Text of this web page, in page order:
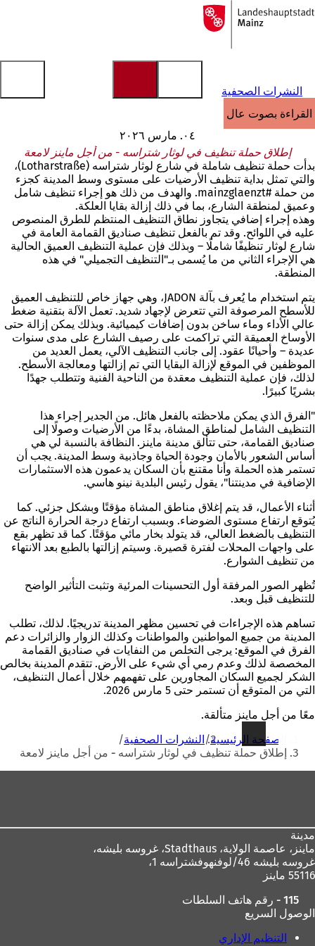
الانتقال إلى المحتوى
إلى
الصفحة
النشرات الصحفية
القراءة بصوت عالٍ
٠٤. مارس ٢٠٢٦
إطلاق حملة تنظيف في لوثار شتراسه - من أجل ماينز لامعة
بدأت حملة تنظيف شاملة في شارع لوثار شتراسه (Lotharstraße)،
والتي تمثل بداية تنظيف الأرضيات على مستوى وسط المدينة كجزء
من حملة #mainzglaenzt. والهدف من ذلك هو إجراء تنظيف شامل
وعميق لمنطقة الشارع، بما في ذلك إزالة بقايا العلكة.
وهذه إجراء إضافي يتجاوز نطاق التنظيف المنتظم للطرق المنصوص
عليه في اللوائح. وقد تم بالفعل تنظيف صناديق القمامة العامة في
شارع لوثار تنظيفًا شاملًا – وبذلك فإن عملية التنظيف العميق الحالية
هي الإجراء الثاني من ما يُسمى بـ"التنظيف التجميلي" في هذه
المنطقة.
يتم استخدام ما يُعرف بآلة JADON، وهي جهاز خاص للتنظيف العميق
للأسطح المرصوفة التي تتعرض لإجهاد شديد. تعمل الآلة بتقنية ضغط
عالي الأداء وماء ساخن بدون إضافات كيميائية. وبذلك يمكن إزالة حتى
الأوساخ العميقة التي تراكمت على رصيف الشارع على مدى سنوات
عديدة – وأحيانًا عقود. إلى جانب التنظيف الآلي، يعمل العديد من
الموظفين في الموقع لإزالة البقايا التي تم إزالتها ومعالجة الأسطح.
لذلك، فإن عملية التنظيف معقدة من الناحية الفنية وتتطلب جهدًا
بشريًا كبيرًا.
"الفرق الذي يمكن ملاحظته بالفعل هائل. من الجدير إجراء هذا
التنظيف الشامل لمناطق المشاة، بدءًا من الأرضيات وصولًا إلى
صناديق القمامة، حتى تتألق مدينة ماينز. النظافة بالنسبة لي هي
أساس الشعور بالأمان وجودة الحياة وجاذبية وسط المدينة. يجب أن
تستمر هذه الحملة وأنا مقتنع بأن السكان يدعمون هذه الاستثمارات
الإضافية في مدينتنا"، يقول رئيس البلدية نينو هاسي.
أثناء الأعمال، قد يتم إغلاق مناطق المشاة مؤقتًا وبشكل جزئي. كما
يُتوقع ارتفاع مستوى الضوضاء. وبسبب ارتفاع درجة الحرارة الناتج عن
التنظيف بالضغط العالي، قد يتولد بخار مائي مؤقتًا. كما قد تظهر بقع
على واجهات المحلات لفترة قصيرة. وسيتم إزالتها بالطبع بعد الانتهاء
من تنظيف الشوارع.
تُظهر الصور المرفقة أول التحسينات المرئية وتثبت التأثير الواضح
للتنظيف قبل وبعد.
تساهم هذه الإجراءات في تحسين مظهر المدينة تدريجيًا. لذلك، تطلب
المدينة من جميع المواطنين والمواطنات وكذلك الزوار والزائرات دعم
الفرق في الموقع: يرجى التخلص من النفايات في صناديق القمامة
المخصصة لذلك وعدم رمي أي شيء على الأرض. تتقدم المدينة بخالص
الشكر لجميع السكان المجاورين على تفهمهم خلال أعمال التنظيف،
التي من المتوقع أن تستمر حتى 5 مارس 2026.
معًا من أجل ماينز متألقة.
هنا
الصفحة الرئيسية
النشرات الصحفية
إطلاق حملة تنظيف في لوثار شتراسه - من أجل ماينز لامعة
مدينة
ماينز، عاصمة الولاية،
غروسه بليشه 46/لوفنهوفشتراسه 1،
55116 ماينز
115 - رقم هاتف السلطات
الوصول السريع
التنظيم الإداري